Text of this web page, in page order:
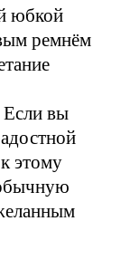
юбкой
ремнём
Если вы
этому